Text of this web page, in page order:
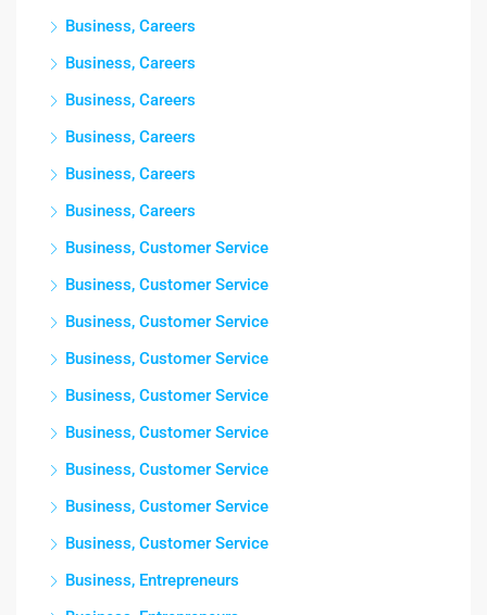
Business, Careers
Business, Careers
Business, Careers
Business, Careers
Business, Careers
Business, Careers
Business, Customer Service
Business, Customer Service
Business, Customer Service
Business, Customer Service
Business, Customer Service
Business, Customer Service
Business, Customer Service
Business, Customer Service
Business, Customer Service
Business, Entrepreneurs